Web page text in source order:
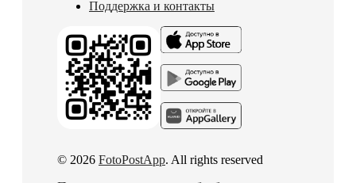
Поддержка и контакты
© 2026 FotoPostApp. All rights reserved